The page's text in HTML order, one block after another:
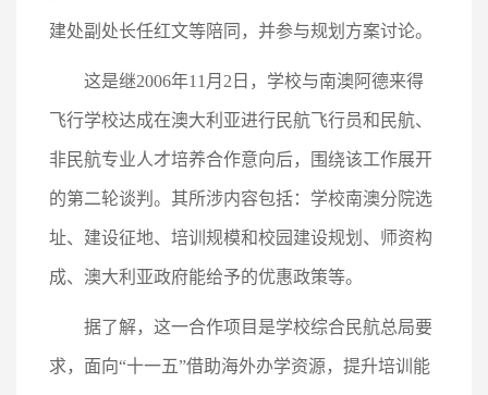
建处副处长任红文等陪同，并参与规划方案讨论。
这是继2006年11月2日，学校与南澳阿德来得
飞行学校达成在澳大利亚进行民航飞行员和民航、
非民航专业人才培养合作意向后，围绕该工作展开
的第二轮谈判。其所涉内容包括：学校南澳分院选
址、建设征地、培训规模和校园建设规划、师资构
成、澳大利亚政府能给予的优惠政策等。
据了解，这一合作项目是学校综合民航总局要
求，面向“十一五”借助海外办学资源，提升培训能